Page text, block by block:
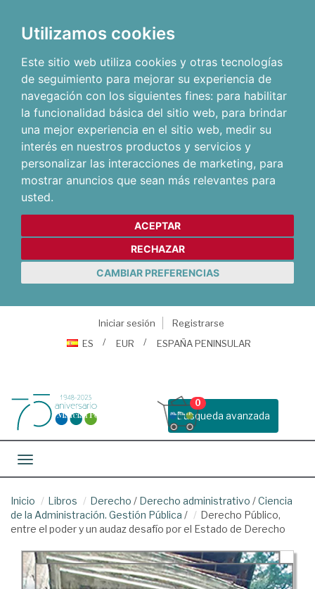
Utilizamos cookies
Este sitio web utiliza cookies y otras tecnologías
de seguimiento para mejorar su experiencia de
navegación con los siguientes fines: para habilitar
la funcionalidad básica del sitio web, para brindar
una mejor experiencia en el sitio web, medir su
interés en nuestros productos y servicios y
personalizar las interacciones de marketing, para
mostrar anuncios que sean más relevantes para
usted.
ACEPTAR
RECHAZAR
CAMBIAR PREFERENCIAS
Iniciar sesión
Registrarse
ES
EUR ESPAÑA PENINSULAR
Busqueda avanzada
0
Toggle navigation
Inicio Libros Derecho / Derecho administrativo /Ciencia
de la Administración. Gestión Pública /
Derecho Público,
entre el poder y un audaz desafío por el Estado de Derecho